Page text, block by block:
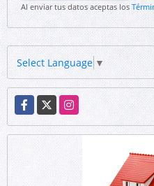
Al enviar tus datos aceptas los
Select Language ▼
Facebook
X Instagram